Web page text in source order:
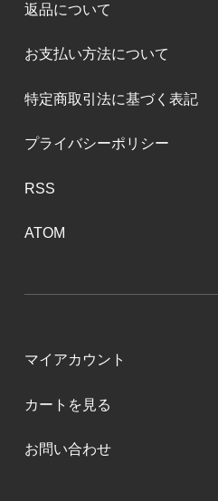
返品について
お支払い方法について
特定商取引法に基づく表記
プライバシーポリシー
RSS
ATOM
マイアカウント
カートを見る
お問い合わせ